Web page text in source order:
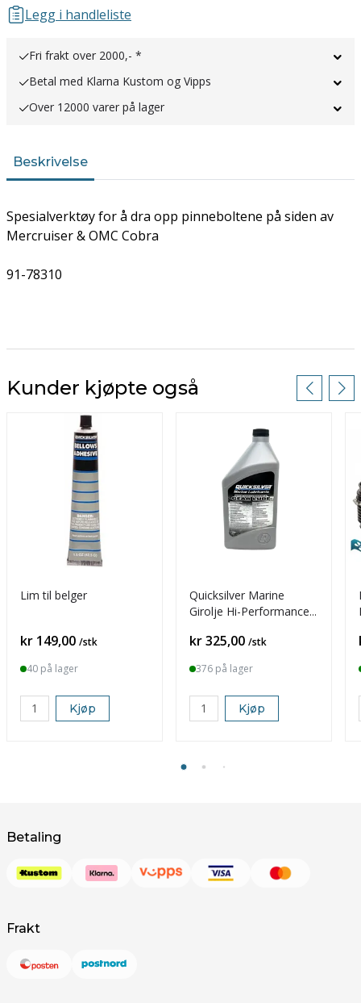
Legg i handleliste
Fri frakt over 2000,- *
Betal med Klarna Kustom og Vipps
Over 12000 varer på lager
Beskrivelse
Spesialverktøy for å dra opp pinneboltene på siden av
Mercruiser & OMC Cobra
91-78310
Kunder kjøpte også
Lim til belger
Pris
kr 149,00 /stk
40 på lager
Kjøp
Quicksilver Marine
Girolje Hi-Performance
Pris
kr 325,00 /stk
376 på lager
Kjøp
Betaling
Frakt